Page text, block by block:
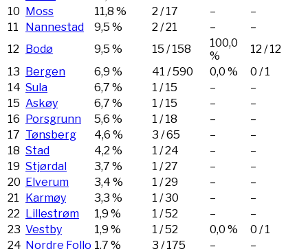
10
Moss 11,8 % 2 / 17 –
–
11
Nannestad 9,5 % 2 /21 –
–
12
Bodø 9,5 % 15 / 158
100,0
%
12 / 12
13
Bergen 6,9 % 41 /590 0,0 % 0 / 1
14 Sula 6,7 % 1 / 15 –
–
15 Askøy 6,7 % 1 / 15 –
–
16
Porsgrunn 5,6 % 1 / 18 –
–
17 Tønsberg 4,6 % 3 /65 –
–
18 Stad 4,2 % 1 /24 –
–
19 Stjørdal 3,7 % 1 /27 –
–
20 Elverum 3,4 % 1 /29 –
–
21
Karmøy 3,3 % 1 /30 –
–
22
Lillestrøm 1,9 % 1 /52 –
–
23 Vestby 1,9 % 1 /52 0,0 % 0 / 1
24 Nordre Follo 1,7 % 3 / 175 –
–